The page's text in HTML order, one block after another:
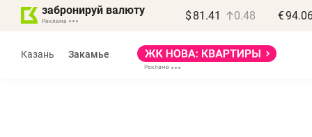
забронируй валюту $ 81.41 0.48 €
Казань Закамье